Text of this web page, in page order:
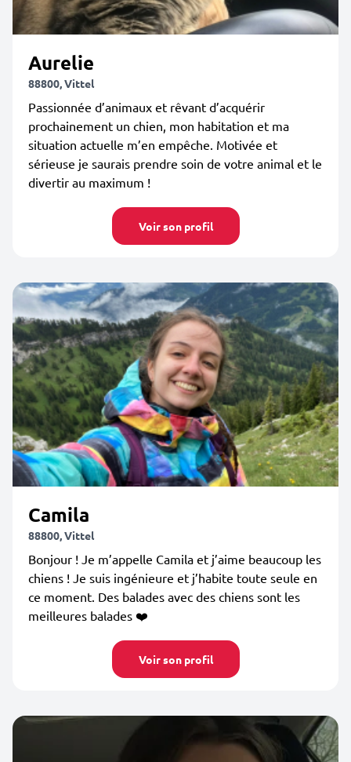
Aurelie
88800, Vittel
Passionnée d’animaux et rêvant d’acquérir
prochainement un chien, mon habitation et ma
situation actuelle m’en empêche. Motivée et
sérieuse je saurais prendre soin de votre animal et le
divertir au maximum !
Voir son profil
Camila
88800, Vittel
Bonjour ! Je m’appelle Camila et j’aime beaucoup les
chiens ! Je suis ingénieure et j’habite toute seule en
ce moment. Des balades avec des chiens sont les
meilleures balades ❤️
Voir son profil